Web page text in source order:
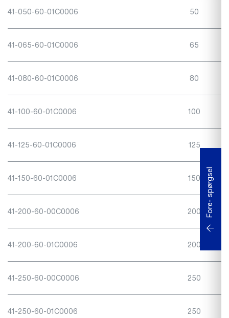
41-050-60-01C0006 50
41-065-60-01C0006 65
41-080-60-01C0006 80
41-100-60-01C0006 100
41-125-60-01C0006 125
41-150-60-01C0006 150
41-200-60-00C0006 200
41-200-60-01C0006 200
41-250-60-00C0006 250
41-250-60-01C0006 250
Fore- spørgsel